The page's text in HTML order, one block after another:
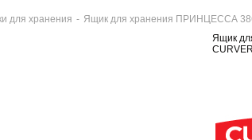
для хранения - Ящик для хранения ПРИНЦЕССА
Ящик
CURVER